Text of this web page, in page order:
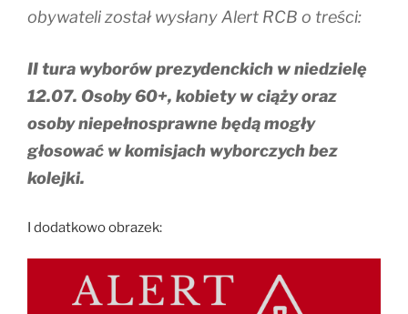
obywateli został wysłany Alert RCB o treści:
II tura wyborów prezydenckich w niedzielę
12.07. Osoby 60+, kobiety w ciąży oraz
osoby niepełnosprawne będą mogły
głosować w komisjach wyborczych bez
kolejki.
I dodatkowo obrazek: